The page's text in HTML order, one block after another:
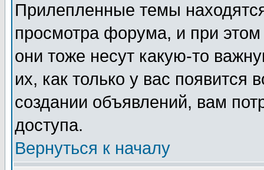
Прилепленные темы
просмотра форума, и при
они тоже несут какую-то
их, как только у вас появится
создании объявлений, вам
доступа.
Вернуться к началу